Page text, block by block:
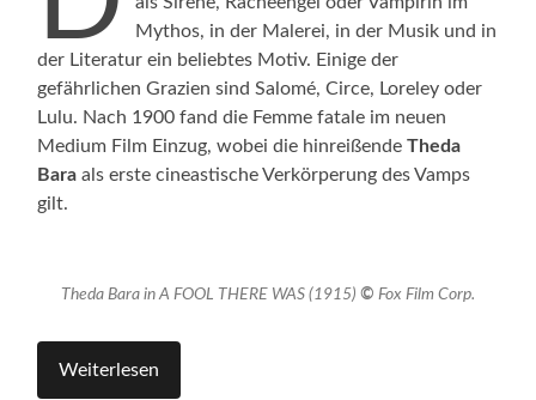
Mythos, in der Malerei, in der Musik und in
der Literatur ein beliebtes Motiv. Einige der
gefährlichen Grazien sind Salomé, Circe, Loreley oder
Lulu. Nach 1900 fand die Femme fatale im neuen
Medium Film Einzug, wobei die hinreißendeTheda
Bara als erste cineastische Verkörperung des Vamps
gilt.
Theda Bara in A FOOL THERE WAS (1915) © Fox Film Corp.
Weiterlesen